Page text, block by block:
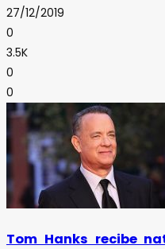
27/12/2019
0
3.5K
0
0
Tom Hanks recibe